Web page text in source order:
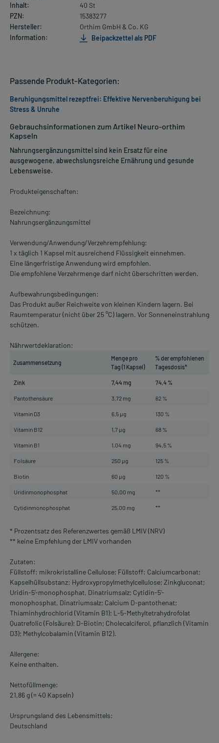
Inhalt:
40 St
PZN:
15383277
Hersteller:
Orthim GmbH & Co. KG
Information:
Beipackzettel als PDF
Gebrauchsinformationen zum Artikel Neuro-orthim
Kapseln
Nahrungsergänzungsmittel sind kein Ersatz für eine
ausgewogene, abwechslungsreiche Ernährung und gesunde
Lebensweise.
Produkteigenschaften:
Bezeichnung:
Nahrungsergänzungsmittel
Verwendung/Anwendung/Verzehrempfehlung:
1 x täglich 1 Kapsel mit ausreichend Flüssigkeit einnehmen.
Eine längerfristige Anwendung wird empfohlen.
Die empfohlene Verzehrmenge darf nicht überschritten werden.
Aufbewahrungsbedingungen:
Das Produkt außer Reichweite von kleinen Kindern lagern. Bei
Raumtemperatur (nicht über 25 °C) lagern. Vor Sonneneinstrahlung
schützen.
Nährwertdeklaration:
Zusammensetzung
Menge pro
Tag (1 Kapsel)
% der empfohlenen
Tagesdosis*
Zink 7,44 mg 74,4 %
Pantothensäure 3,72 mg 62 %
Vitamin D3 6,5 µg 130 %
Vitamin B12 1,7 µg 68 %
Vitamin B1 1,04 mg 94,5 %
Folsäure 250 µg 125 %
Biotin 60 µg 120 %
Uridinmonophosphat 50,00 mg **
Cytidinmonophosphat 25,00 mg **
* Prozentsatz des Referenzwertes gemäß LMIV (NRV)
** keine Empfehlung der LMIV vorhanden
Zutaten:
Füllstoff: mikrokristalline Cellulose; Füllstoff: Calciumcarbonat;
Kapselhüllsubstanz: Hydroxypropylmethylcellulose; Zinkgluconat;
Uridin-5'-monophosphat, Dinatriumsalz; Cytidin-5'-
monophosphat, Dinatriumsalz; Calcium D-pantothenat;
Thiaminhydrochlorid (Vitamin B1); L-5-Methyltetrahydrofolat
Quatrefolic (Folsäure); D-Biotin; Cholecalciferol, pflanzlich (Vitamin
D3); Methylcobalamin (Vitamin B12).
Allergene:
Keine enthalten.
Nettofüllmenge:
21,86 g (= 40 Kapseln)
Ursprungsland des Lebensmittels:
Deutschland
Passende Produkt-Kategorien:
Beruhigungsmittel rezeptfrei: Effektive Nervenberuhigung bei
Stress & Unruhe